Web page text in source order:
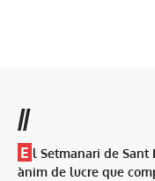
//
E l Setmanari de Sant
ànim de lucre que